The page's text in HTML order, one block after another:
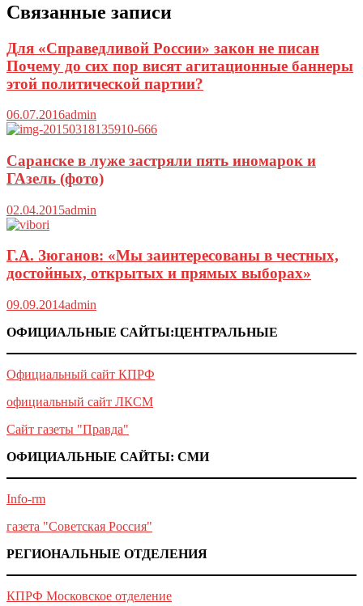
Связанные записи
Для «Справедливой России» закон не писан
Почему до сих пор висят агитационные баннеры
этой политической партии?
06.07.2016admin
Саранске в луже застряли пять иномарок и
ГАзель (фото)
02.04.2015admin
Г.А. Зюганов: «Мы заинтересованы в честных,
достойных, открытых и прямых выборах»
09.09.2014admin
ОФИЦИАЛЬНЫЕ САЙТЫ:ЦЕНТРАЛЬНЫЕ
Официальный сайт КПРФ
официальный сайт ЛКСМ
Сайт газеты "Правда"
ОФИЦИАЛЬНЫЕ САЙТЫ: СМИ
Info-rm
газета "Советская Россия"
РЕГИОНАЛЬНЫЕ ОТДЕЛЕНИЯ
КПРФ Московское отделение